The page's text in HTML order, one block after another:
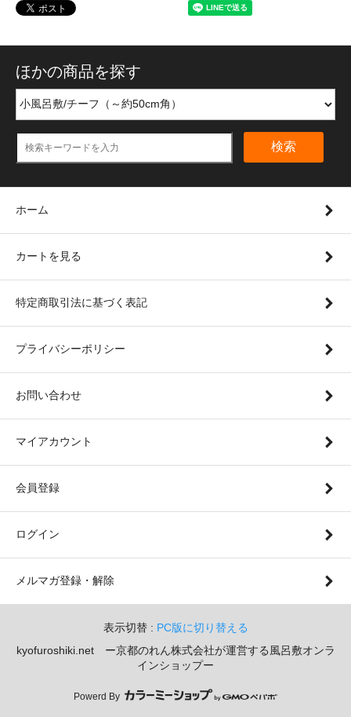
ほかの商品を探す
検索
ホーム
カートを見る
特定商取引法に基づく表記
プライバシーポリシー
お問い合わせ
マイアカウント
会員登録
ログイン
メルマガ登録・解除
表示切替 : PC版に切り替える
kyofuroshiki.net ー京都のれん株式会社が運営する風呂敷オンラ
インショップー
Powerd By